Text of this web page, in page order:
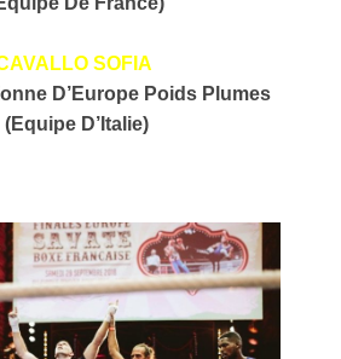
SOFIA
D’Europe Poids Plumes
(Equipe D’Italie)